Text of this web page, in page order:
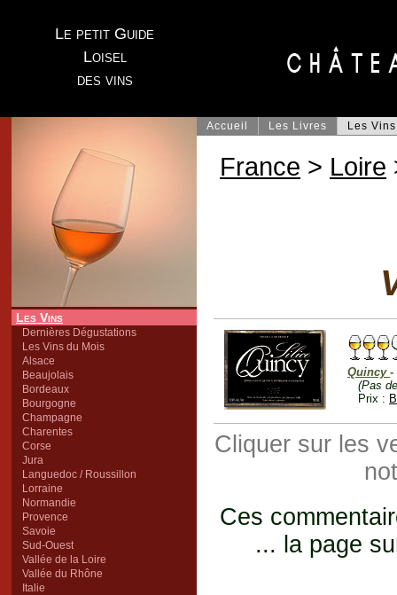
Le petit Guide
Loisel
des vins
Les Vins
Dernières Dégustations
Les Vins du Mois
Alsace
Beaujolais
Bordeaux
Bourgogne
Champagne
Charentes
Corse
Jura
Languedoc / Roussillon
Lorraine
Normandie
Provence
Savoie
Sud-Ouest
Vallée de la Loire
Vallée du Rhône
Italie
Accueil Les Livres Les Vins
France > Loire
Quincy -
(Pas
Prix :
Cliquer sur les
Ces
... la page